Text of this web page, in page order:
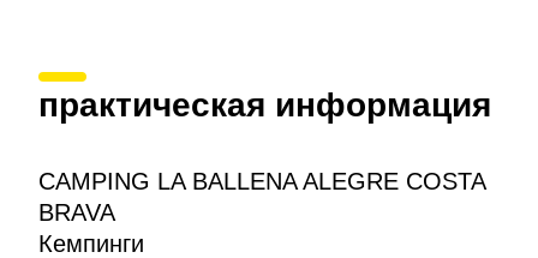
практическая информация
CAMPING LA BALLENA ALEGRE COSTA
BRAVA
Кемпинги